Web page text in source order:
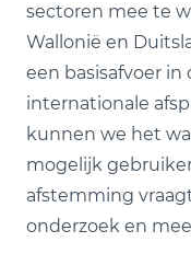
sectoren mee te
Wallonië en
een basisafvoer in
internationale
kunnen we het
mogelijk
afstemming
onderzoek en